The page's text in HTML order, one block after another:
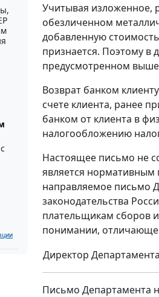
Учитывая изложенное,
обезличенном
добавленную
признается. Поэтому в
предусмотренном
Возврат банком
счете клиента, ранее
банком от клиента в
налогообложению
Настоящее письмо не
является нормативным
направляемое письмо
законодательства
плательщикам сборов
понимании,
Директор Департамента
Письмо Департамента